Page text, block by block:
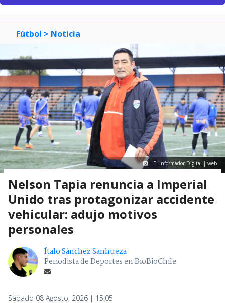
Fútbol > Noticia
El Informador Digital | web
Nelson Tapia renuncia a Imperial
Unido tras protagonizar accidente
vehicular: adujo motivos
personales
Ítalo Sánchez Sanhueza
Periodista de Deportes en BioBioChile
Sábado 08 Agosto, 2026 | 15:05